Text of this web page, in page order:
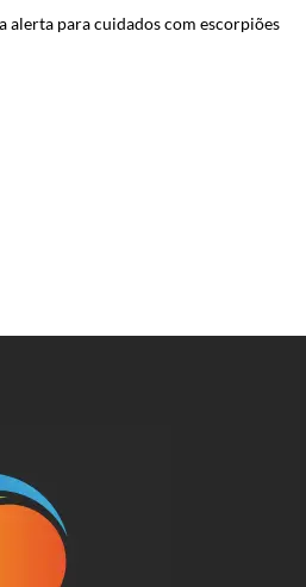
alerta para cuidados com escorpiões